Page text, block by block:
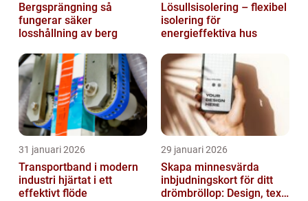
Bergsprängning så
fungerar säker
losshållning av berg
Lösullsisolering – flexibel
isolering för
energieffektiva hus
31 januari 2026
Transportband i modern
industri hjärtat i ett
effektivt flöde
29 januari 2026
Skapa minnesvärda
inbjudningskort för ditt
drömbröllop: Design, text